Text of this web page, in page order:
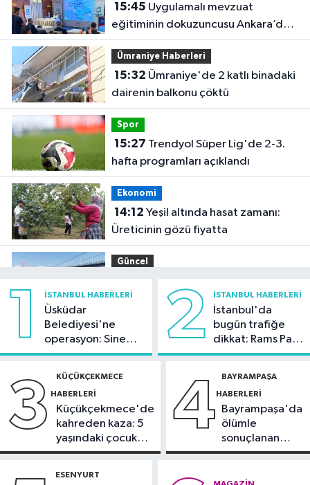
15:45
eğitiminin dokuzuncusu Ankara’da
gerçekleştirildi
Ümraniye Haberleri
15:32
dairenin balkonu çöktü
Spor
15:27
hafta programları açıklandı
Ekonomi
14:12
Üreticinin gözü fiyatta
Güncel
Çanakkale Köprüsü'nü geçti
12:47
idrar kaçırmak normal değil
1 İSTANBUL HABERLERI
Üsküdar
Belediyesi'ne
operasyon: Sinem
Dedetaş'a
2 İSTANBUL HABERLERI
İstanbul'da
bugün trafiğe
dikkat: Rams Park
çevresinde bazı
3 KÜÇÜKÇEKMECE
HABERLERI
Küçükçekmece'de
kahreden kaza: 5
yaşındaki çocuk
yoğun bakımda
4 BAYRAMPAŞA
HABERLERI
Bayrampaşa'da
ölümle
sonuçlanan
kaza: Sürücü
ESENYURT